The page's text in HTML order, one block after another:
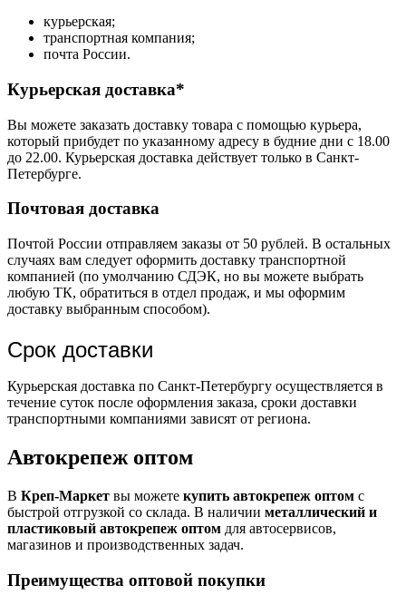
курьерская;
транспортная компания;
почта России.
Курьерская доставка*
Вы можете заказать доставку товара с помощью курьера,
который прибудет по указанному адресу в будние дни с 18.00
до 22.00. Курьерская доставка действует только в Санкт-
Петербурге.
Почтовая доставка
Почтой России отправляем заказы от 50 рублей. В остальных
случаях вам следует оформить доставку транспортной
компанией (по умолчанию СДЭК, но вы можете выбрать
любую ТК, обратиться в отдел продаж, и мы оформим
доставку выбранным способом).
Срок доставки
Курьерская доставка по Санкт-Петербургу осуществляется в
течение суток после оформления заказа, сроки доставки
транспортными компаниями зависят от региона.
Автокрепеж оптом
В Креп-Маркет вы можете купить автокрепеж оптом с
быстрой отгрузкой со склада. В наличии металлический и
пластиковый автокрепеж оптом для автосервисов,
магазинов и производственных задач.
Преимущества оптовой покупки